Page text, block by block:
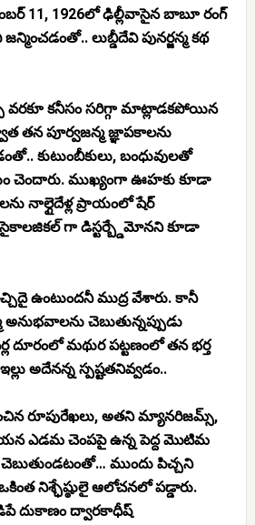
11, 1926లో ఢిల్లీవాసైన బాబూ రంగ్
లుబ్డీదేవి పునర్జన్మ కథ
వరకూ కనీసం సరిగ్గా మాట్లాడకపోయిన
తన పూర్వజన్మ జ్ఞాపకాలను
కుటుంబీకులు, బంధువులతో
చెందారు. ముఖ్యంగా ఊహకు కూడా
నాల్గైదేళ్ల ప్రాయంలో షేర్
సైకాలజికల్ గా డిస్టర్బ్డేమోనని కూడా
ఉంటుందనీ ముద్ర వేశారు. కానీ
అనుభవాలను చెబుతున్నప్పుడు
దూరంలో మథుర పట్టణంలో తన భర్త
అదేనన్న స్పష్టతనివ్వడం..
రూపురేఖలు, అతని మ్యానరిజమ్స్,
ఎడమ చెంపపై ఉన్న పెద్ద మొటిమ
ముందు పిచ్చని
నిశ్ఛేష్ఠులై ఆలోచనలో పడ్డారు.
దుకాణం ద్వారకాధీష్